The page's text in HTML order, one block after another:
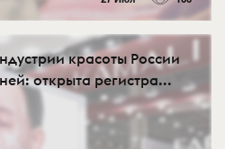
красоты России
открыта регистра...